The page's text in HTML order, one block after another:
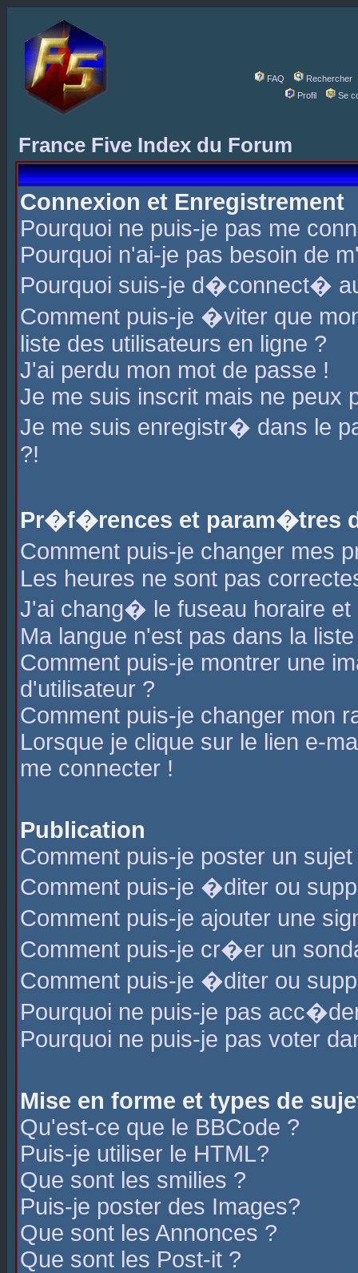
FAQ
Rechercher
Profil
Se
France Five Index du Forum
Connexion et Enregistrement
Pourquoi ne puis-je pas me
Pourquoi n'ai-je pas besoin de
Pourquoi suis-je d�connect�
Comment puis-je �viter que
liste des utilisateurs en ligne ?
J'ai perdu mon mot de passe !
Je me suis inscrit mais ne peux
Je me suis enregistr� dans le
?!
Pr�f�rences et param�tres
Comment puis-je changer mes
Les heures ne sont pas
J'ai chang� le fuseau horaire
Ma langue n'est pas dans la
Comment puis-je montrer une
d'utilisateur ?
Comment puis-je changer mon
Lorsque je clique sur le lien e-
me connecter !
Publication
Comment puis-je poster un
Comment puis-je �diter ou
Comment puis-je ajouter une
Comment puis-je cr�er un
Comment puis-je �diter ou
Pourquoi ne puis-je pas
Pourquoi ne puis-je pas voter
Mise en forme et types de
Qu'est-ce que le BBCode ?
Puis-je utiliser le HTML?
Que sont les smilies ?
Puis-je poster des Images?
Que sont les Annonces ?
Que sont les Post-it ?